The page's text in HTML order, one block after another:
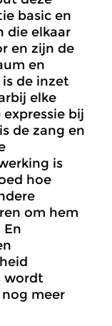
basic en
die elkaar
en zijn de
en
de inzet
elke
bij
de zang en
is
hoe
om hem
wordt
meer